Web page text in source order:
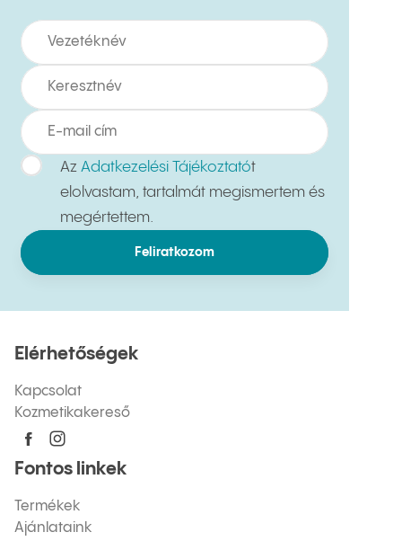
Az Adatkezelési Tájékoztatót
elolvastam, tartalmát megismertem és
megértettem.
Feliratkozom
Elérhetőségek
Kapcsolat
Kozmetikakereső
Fontos linkek
Termékek
Ajánlataink